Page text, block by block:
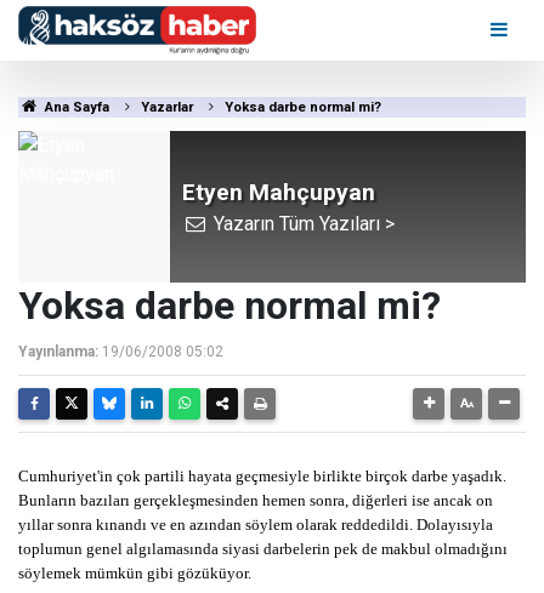
Ana Sayfa Yazarlar Yoksa darbe normal mi?
Etyen Mahçupyan
Yazarın Tüm Yazıları >
Yoksa darbe normal mi?
Yayınlanma: 19/06/2008 05:02
Cumhuriyet'in çok partili hayata geçmesiyle birlikte birçok darbe yaşadık.
Bunların bazıları gerçekleşmesinden hemen sonra, diğerleri ise ancak on
yıllar sonra kınandı ve en azından söylem olarak reddedildi. Dolayısıyla
toplumun genel algılamasında siyasi darbelerin pek de makbul olmadığını
söylemek mümkün gibi gözüküyor.